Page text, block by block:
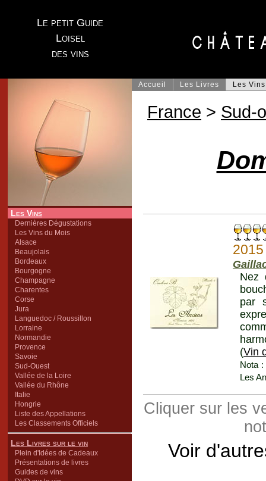
Le petit Guide
Loisel
des vins
Les Vins
Dernières Dégustations
Les Vins du Mois
Alsace
Beaujolais
Bordeaux
Bourgogne
Champagne
Charentes
Corse
Jura
Languedoc / Roussillon
Lorraine
Normandie
Provence
Savoie
Sud-Ouest
Vallée de la Loire
Vallée du Rhône
Italie
Hongrie
Liste des Appellations
Les Classements Officiels
Les Livres sur le vin
Plein d'Idées de Cadeaux
Présentations de livres
Guides de vins
Accueil Les Livres Les Vins
France > Sud-
2015
Nez
par
(Vin
Nota
Les
Cliquer sur les
Voir